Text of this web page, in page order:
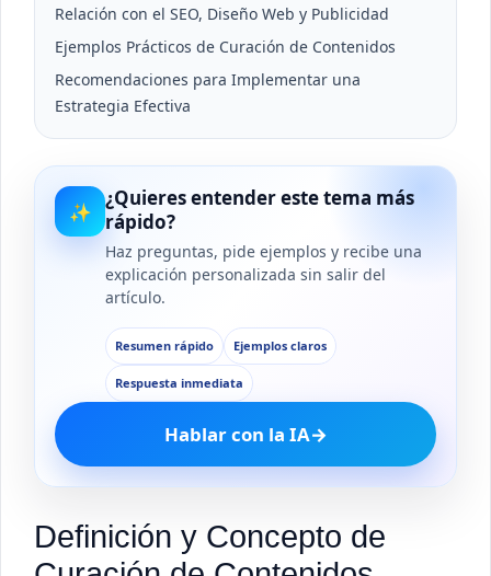
Relación con el SEO, Diseño Web y Publicidad
Ejemplos Prácticos de Curación de Contenidos
Recomendaciones para Implementar una
Estrategia Efectiva
✨
¿Quieres entender este tema más
rápido?
Haz preguntas, pide ejemplos y recibe una
explicación personalizada sin salir del
artículo.
Resumen rápido Ejemplos claros
Respuesta inmediata
Hablar con la IA→
Definición y Concepto de